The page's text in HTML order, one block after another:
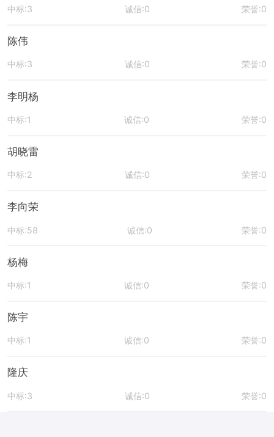
中标:3 诚信:0 荣誉:0
陈伟
中标:3 诚信:0 荣誉:0
李明杨
中标:1 诚信:0 荣誉:0
胡晓雷
中标:2 诚信:0 荣誉:0
李向荣
中标:58 诚信:0 荣誉:0
杨梅
中标:1 诚信:0 荣誉:0
陈宇
中标:1 诚信:0 荣誉:0
隆庆
中标:3 诚信:0 荣誉:0